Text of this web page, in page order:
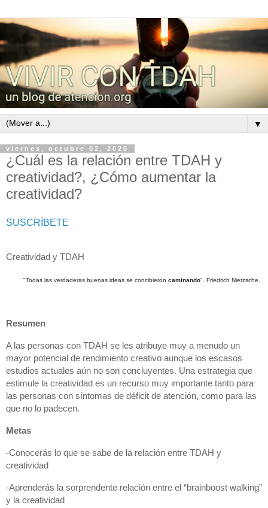
▼
viernes, octubre 02, 2020
¿Cuál es la relación entre TDAH y
creatividad?, ¿Cómo aumentar la
creatividad?
SUSCRÍBETE
Creatividad y TDAH
"Todas las verdaderas buenas ideas se concibieron caminando". Friedrich Nietzsche.
Resumen
A las personas con TDAH se les atribuye muy a menudo un
mayor potencial de rendimiento creativo aunque los escasos
estudios actuales aún no son concluyentes. Una estrategia que
estimule la creatividad es un recurso muy importante tanto para
las personas con síntomas de déficit de atención, como para las
que no lo padecen.
Metas
-Conocerás lo que se sabe de la relación entre TDAH y
creatividad
-Aprenderás la sorprendente relación entre el “brainboost walking”
y la creatividad